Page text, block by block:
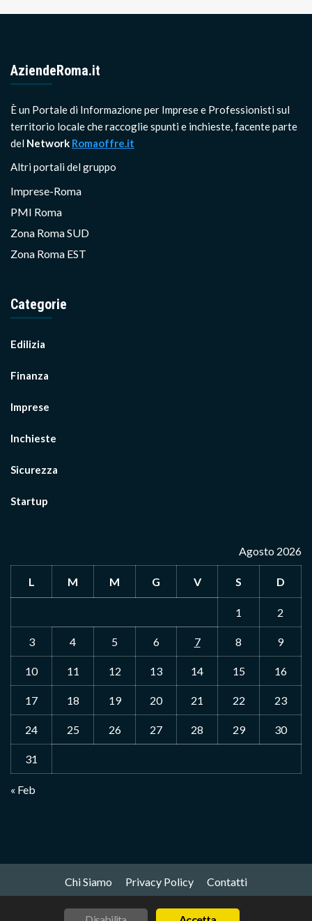
AziendeRoma.it
È un Portale di Informazione per Imprese e Professionisti sul
territorio locale che raccoglie spunti e inchieste, facente parte
del Network Romaoffre.it
Altri portali del gruppo
Imprese-Roma
PMI Roma
Zona Roma SUD
Zona Roma EST
Categorie
Edilizia
Finanza
Imprese
Inchieste
Sicurezza
Startup
Agosto 2026
L M M G V S D
1 2
3 4 5 6 7 8 9
10 11 12 13 14 15 16
17 18 19 20 21 22 23
24 25 26 27 28 29 30
31
« Feb
Chi Siamo Privacy Policy Contatti